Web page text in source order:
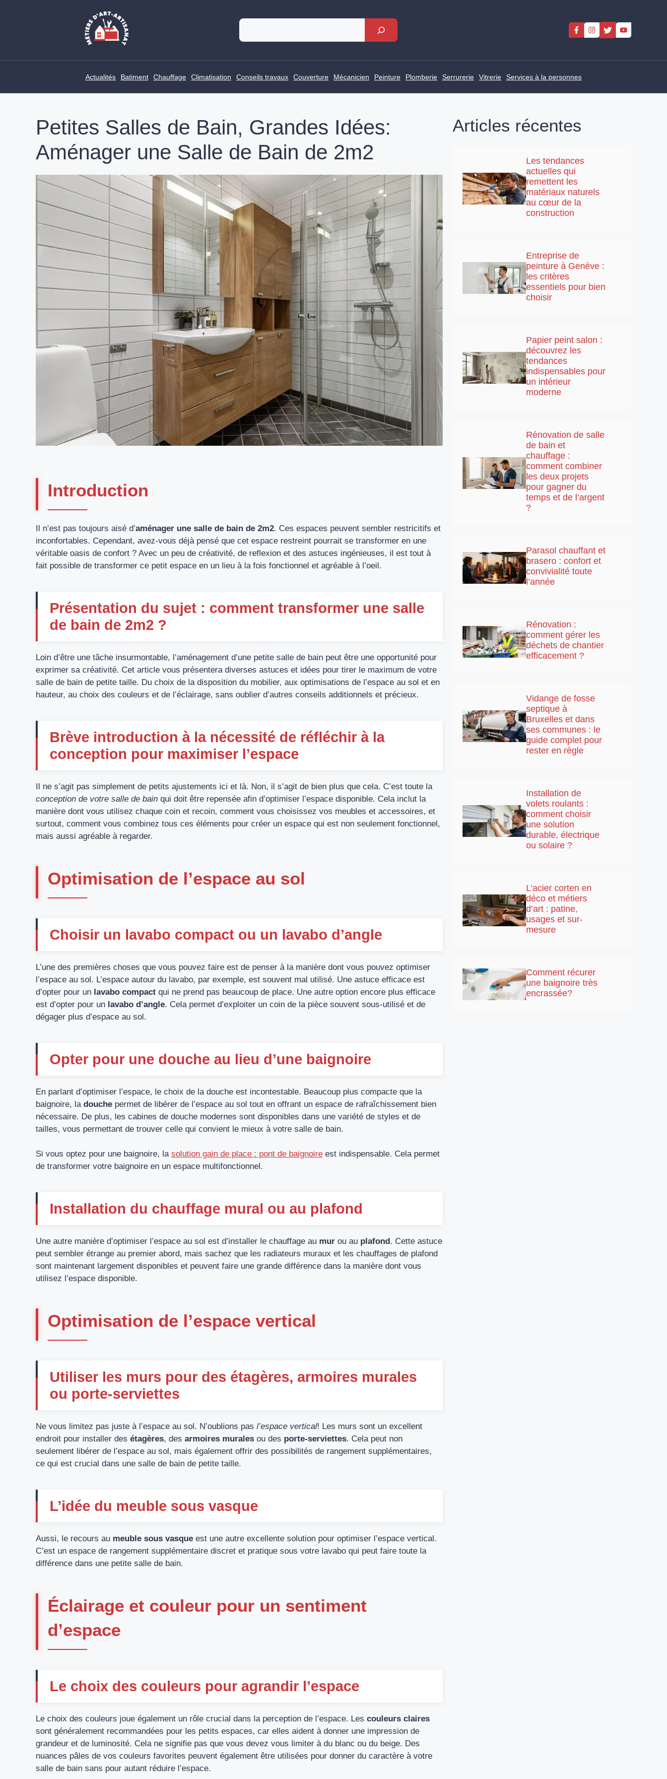
Rechercher
Actualités Batiment Chauffage Climatisation Conseils travaux Couverture Mécanicien Peinture Plomberie Serrurerie Vitrerie Services à la personnes
Petites Salles de Bain, Grandes Idées:
Aménager une Salle de Bain de 2m2
Introduction
Il n’est pas toujours aisé d’aménager une salle de bain de 2m2. Ces espaces peuvent sembler restricitifs et
inconfortables. Cependant, avez-vous déjà pensé que cet espace restreint pourrait se transformer en une
véritable oasis de confort ? Avec un peu de créativité, de reflexion et des astuces ingénieuses, il est tout à
fait possible de transformer ce petit espace en un lieu à la fois fonctionnel et agréable à l’oeil.
Présentation du sujet : comment transformer une salle
de bain de 2m2 ?
Loin d’être une tâche insurmontable, l’aménagement d’une petite salle de bain peut être une opportunité pour
exprimer sa créativité. Cet article vous présentera diverses astuces et idées pour tirer le maximum de votre
salle de bain de petite taille. Du choix de la disposition du mobilier, aux optimisations de l’espace au sol et en
hauteur, au choix des couleurs et de l’éclairage, sans oublier d’autres conseils additionnels et précieux.
Brève introduction à la nécessité de réfléchir à la
conception pour maximiser l’espace
Il ne s’agit pas simplement de petits ajustements ici et là. Non, il s’agit de bien plus que cela. C’est toute la
conception de votre salle de bain qui doit être repensée afin d’optimiser l’espace disponible. Cela inclut la
manière dont vous utilisez chaque coin et recoin, comment vous choisissez vos meubles et accessoires, et
surtout, comment vous combinez tous ces éléments pour créer un espace qui est non seulement fonctionnel,
mais aussi agréable à regarder.
Optimisation de l’espace au sol
Choisir un lavabo compact ou un lavabo d’angle
L’une des premières choses que vous pouvez faire est de penser à la manière dont vous pouvez optimiser
l’espace au sol. L’espace autour du lavabo, par exemple, est souvent mal utilisé. Une astuce efficace est
d’opter pour un lavabo compact qui ne prend pas beaucoup de place. Une autre option encore plus efficace
est d’opter pour un lavabo d’angle. Cela permet d’exploiter un coin de la pièce souvent sous-utilisé et de
dégager plus d’espace au sol.
Opter pour une douche au lieu d’une baignoire
En parlant d’optimiser l’espace, le choix de la douche est incontestable. Beaucoup plus compacte que la
baignoire, la douche permet de libérer de l’espace au sol tout en offrant un espace de rafraîchissement bien
nécessaire. De plus, les cabines de douche modernes sont disponibles dans une variété de styles et de
tailles, vous permettant de trouver celle qui convient le mieux à votre salle de bain.
Si vous optez pour une baignoire, la solution gain de place : pont de baignoire est indispensable. Cela permet
de transformer votre baignoire en un espace multifonctionnel.
Installation du chauffage mural ou au plafond
Une autre manière d’optimiser l’espace au sol est d’installer le chauffage au mur ou au plafond. Cette astuce
peut sembler étrange au premier abord, mais sachez que les radiateurs muraux et les chauffages de plafond
sont maintenant largement disponibles et peuvent faire une grande différence dans la manière dont vous
utilisez l’espace disponible.
Optimisation de l’espace vertical
Utiliser les murs pour des étagères, armoires murales
ou porte-serviettes
Ne vous limitez pas juste à l’espace au sol. N’oublions pas l’espace vertical! Les murs sont un excellent
endroit pour installer des étagères, des armoires murales ou des porte-serviettes. Cela peut non
seulement libérer de l’espace au sol, mais également offrir des possibilités de rangement supplémentaires,
ce qui est crucial dans une salle de bain de petite taille.
L’idée du meuble sous vasque
Aussi, le recours au meuble sous vasque est une autre excellente solution pour optimiser l’espace vertical.
C’est un espace de rangement supplémentaire discret et pratique sous votre lavabo qui peut faire toute la
différence dans une petite salle de bain.
Éclairage et couleur pour un sentiment
d’espace
Le choix des couleurs pour agrandir l’espace
Le choix des couleurs joue également un rôle crucial dans la perception de l’espace. Les couleurs claires
sont généralement recommandées pour les petits espaces, car elles aident à donner une impression de
grandeur et de luminosité. Cela ne signifie pas que vous devez vous limiter à du blanc ou du beige. Des
nuances pâles de vos couleurs favorites peuvent également être utilisées pour donner du caractère à votre
salle de bain sans pour autant réduire l’espace.
Articles récentes
Les tendances
actuelles qui
remettent les
matériaux naturels
au cœur de la
construction
Entreprise de
peinture à Genève :
les critères
essentiels pour bien
choisir
Papier peint salon :
découvrez les
tendances
indispensables pour
un intérieur
moderne
Rénovation de salle
de bain et
chauffage :
comment combiner
les deux projets
pour gagner du
temps et de l’argent
?
Parasol chauffant et
brasero : confort et
convivialité toute
l’année
Rénovation :
comment gérer les
déchets de chantier
efficacement ?
Vidange de fosse
septique à
Bruxelles et dans
ses communes : le
guide complet pour
rester en règle
Installation de
volets roulants :
comment choisir
une solution
durable, électrique
ou solaire ?
L’acier corten en
déco et métiers
d’art : patine,
usages et sur-
mesure
Comment récurer
une baignoire très
encrassée?